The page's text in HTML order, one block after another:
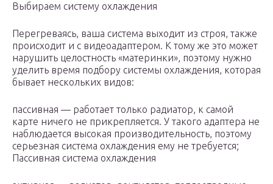
Выбираем систему охлаждения
Перегреваясь, ваша система выходит из строя, также
происходит и с видеоадаптером. К тому же это может
нарушить целостность «материнки», поэтому нужно
уделить время подбору системы охлаждения, которая
бывает нескольких видов:
пассивная — работает только радиатор, к самой
карте ничего не прикрепляется. У такого адаптера не
наблюдается высокая производительность, поэтому
серьезная система охлаждения ему не требуется;
Пассивная система охлаждения